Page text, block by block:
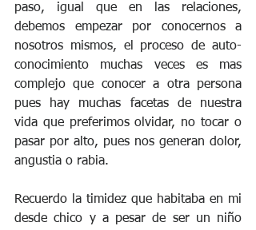
paso, igual que en las relaciones,
debemos empezar por conocernos a
nosotros mismos, el proceso de auto-
conocimiento muchas veces es mas
complejo que conocer a otra persona
pues hay muchas facetas de nuestra
vida que preferimos olvidar, no tocar o
pasar por alto, pues nos generan dolor,
angustia o rabia.
Recuerdo la timidez que habitaba en mi
desde chico y a pesar de ser un niño